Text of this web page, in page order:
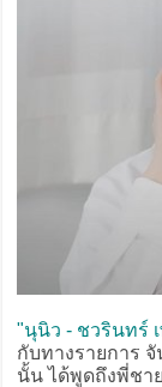
"นุนิว - ชวรินทร์
กับทางรายการ
นั้น ได้พูดถึงพี่ชา